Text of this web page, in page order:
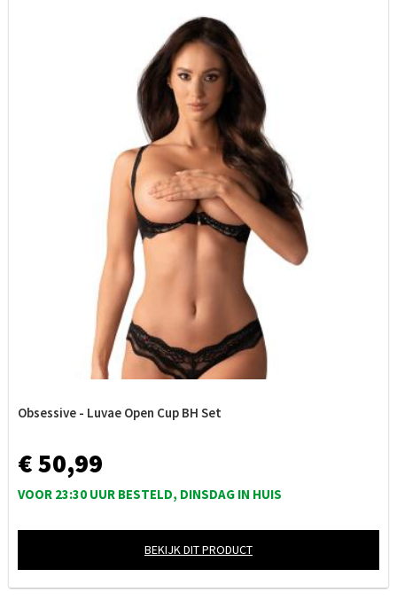
Obsessive - Luvae Open Cup BH Set
€ 50,99
VOOR 23:30 UUR BESTELD, DINSDAG IN HUIS
BEKIJK DIT PRODUCT